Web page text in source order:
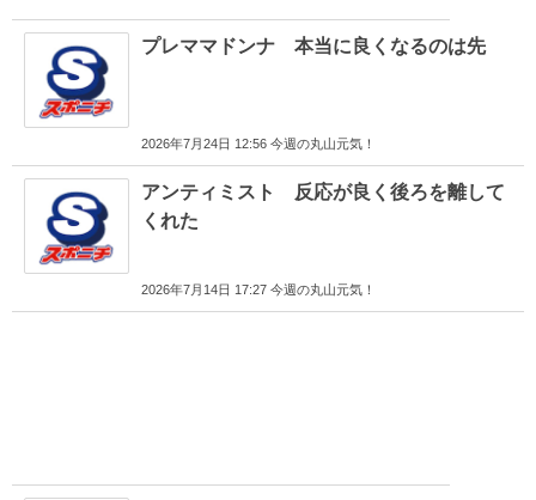
プレママドンナ 本当に良くなるのは先
2026年7月24日 12:56 今週の丸山元気！
アンティミスト 反応が良く後ろを離して
くれた
2026年7月14日 17:27 今週の丸山元気！